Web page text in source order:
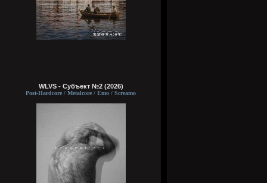
WLVS - Субъект №2 (2026)
Post-Hardcore / Metalcore / Emo / Screamo